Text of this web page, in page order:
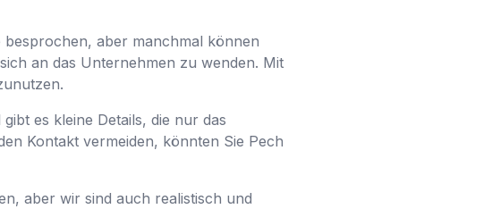
besprochen, aber manchmal können
an das Unternehmen zu wenden. Mit
es kleine Details, die nur das
Kontakt vermeiden, könnten Sie Pech
aber wir sind auch realistisch und